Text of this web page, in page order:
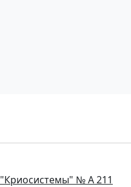
№ А 211